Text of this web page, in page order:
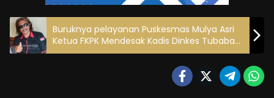
Buruknya pelayanan Puskesmas Mulya Asri
Ketua FKPK Mendesak Kadis Dinkes Tubaba
Ambil Tindakan Tegas